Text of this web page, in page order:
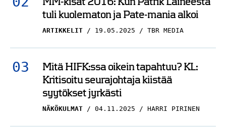
tuli kuolematon ja Pate-mania alkoi
ARTIKKELIT 19.05.2025 TBR MEDIA
Mitä HIFK:ssa oikein tapahtuu? KL:
Kritisoitu seurajohtaja kiistää
syytökset jyrkästi
NÄKÖKULMAT 04.11.2025 HARRI PIRINEN